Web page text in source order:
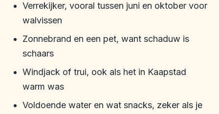
Verrekijker, vooral tussen juni en oktober voor
walvissen
Zonnebrand en een pet, want schaduw is
schaars
Windjack of trui, ook als het in Kaapstad
warm was
Voldoende water en wat snacks, zeker als je